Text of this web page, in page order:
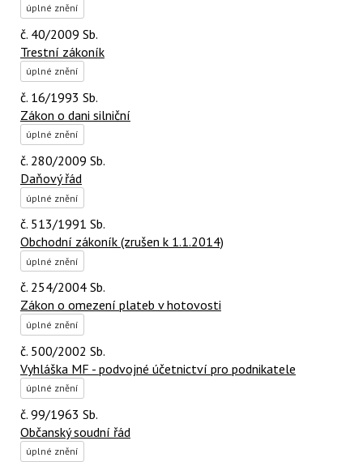
úplné znění
č. 40/2009 Sb.
Trestní zákoník
úplné znění
č. 16/1993 Sb.
Zákon o dani silniční
úplné znění
č. 280/2009 Sb.
Daňový řád
úplné znění
č. 513/1991 Sb.
Obchodní zákoník (zrušen k 1.1.2014)
úplné znění
č. 254/2004 Sb.
Zákon o omezení plateb v hotovosti
úplné znění
č. 500/2002 Sb.
Vyhláška MF - podvojné účetnictví pro podnikatele
úplné znění
č. 99/1963 Sb.
Občanský soudní řád
úplné znění